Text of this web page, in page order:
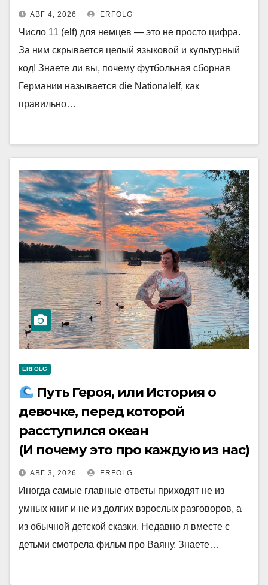
АВГ 4, 2026 ERFOLG
Число 11 (elf) для немцев — это не просто цифра.
За ним скрывается целый языковой и культурный
код! Знаете ли вы, почему футбольная сборная
Германии называется die Nationalelf, как
правильно…
ERFOLG
Путь Героя, или История о
девочке, перед которой
расступился океан
(И почему это про каждую из нас)
АВГ 3, 2026 ERFOLG
Иногда самые главные ответы приходят не из
умных книг и не из долгих взрослых разговоров, а
из обычной детской сказки. Недавно я вместе с
детьми смотрела фильм про Ваяну. Знаете…